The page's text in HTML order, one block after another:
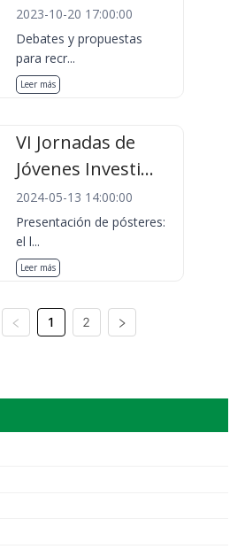
2023-10-20 17:00:00
Debates y propuestas
para recr...
Leer más
VI Jornadas de
Jóvenes Investi...
2024-05-13 14:00:00
Presentación de pósteres:
el l...
Leer más
1 2